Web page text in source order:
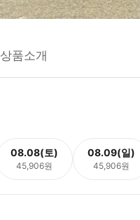
상품소개
08.08(토)
45,906원
08.09(일)
45,906원